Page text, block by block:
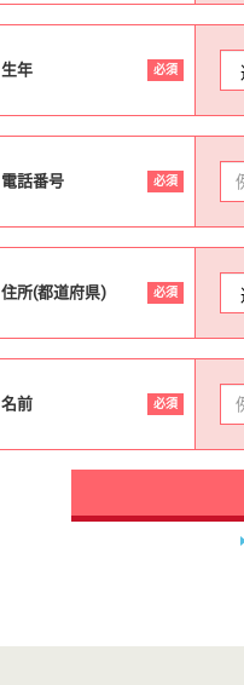
生年 必須
電話番号 必須
住所(都道府県) 必須
名前 必須